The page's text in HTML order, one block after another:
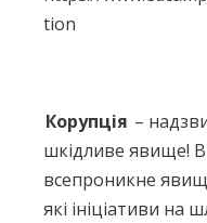
tion
Корупція –
шкідливе явище!
всепроникне
які ініціативи на